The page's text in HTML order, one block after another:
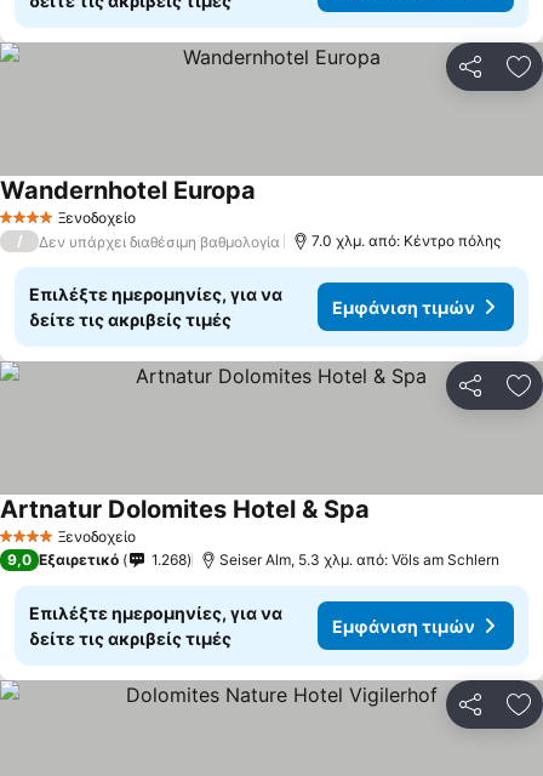
4 ΑστέριαΞενοδοχείο
Wandernhotel Europa
/ Δεν υπάρχει διαθέσιμη βαθμολογία 7.0 χλμ. από: Κέντρο πόλης
Επιλέξτε ημερομηνίες, για να
δείτε τις ακριβείς τιμές
Εμφάνιση τιμών
4 ΑστέριαΞενοδοχείο
Artnatur Dolomites Hotel & Spa
9,0 Εξαιρετικό 1.268 Seiser Alm, 5.3 χλμ. από: Völs am Schlern
Επιλέξτε ημερομηνίες, για να
δείτε τις ακριβείς τιμές
Εμφάνιση τιμών